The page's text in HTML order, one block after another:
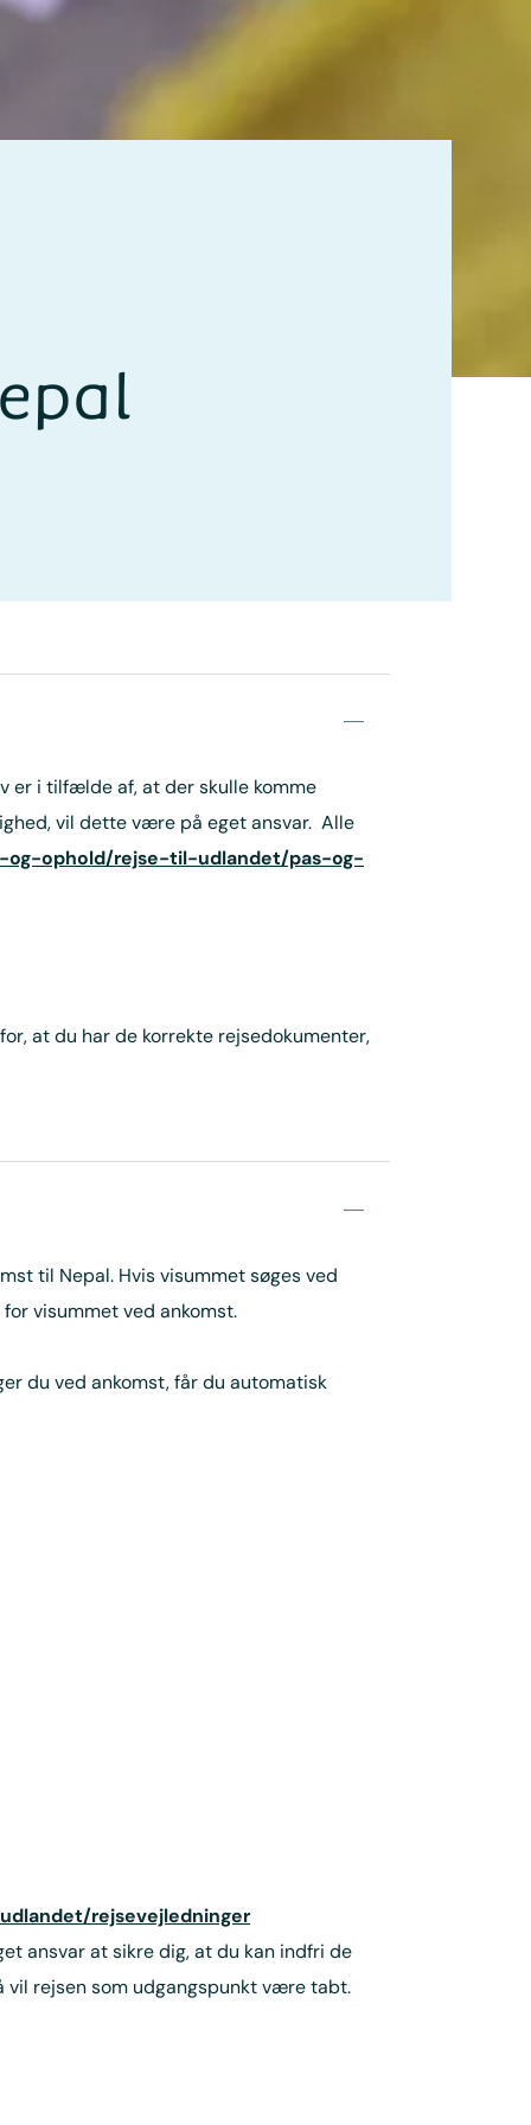
er i tilfælde af, at der skulle komme
vil dette være på eget ansvar. Alle
og-ophold/rejse-til-udlandet/pas-og-
at du har de korrekte rejsedokumenter,
til Nepal. Hvis visummet søges ved
visummet ved ankomst.
du ved ankomst, får du automatisk
rejsevejledninger
ansvar at sikre dig, at du kan indfri de
rejsen som udgangspunkt være tabt.